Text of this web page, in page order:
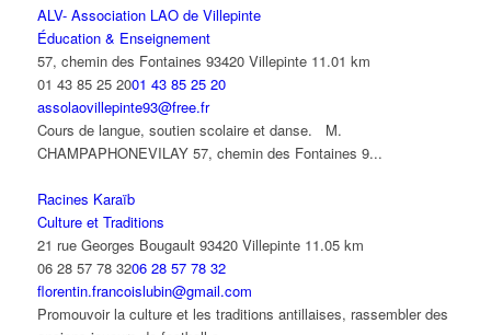
ALV- Association LAO de Villepinte
Éducation & Enseignement
57, chemin des Fontaines 93420 Villepinte 11.01 km
01 43 85 25 2001 43 85 25 20
assolaovillepinte93@free.fr
Cours de langue, soutien scolaire et danse. M.
CHAMPAPHONEVILAY 57, chemin des Fontaines 9...
Racines Karaïb
Culture et Traditions
21 rue Georges Bougault 93420 Villepinte 11.05 km
06 28 57 78 3206 28 57 78 32
florentin.francoislubin@gmail.com
Promouvoir la culture et les traditions antillaises, rassembler des